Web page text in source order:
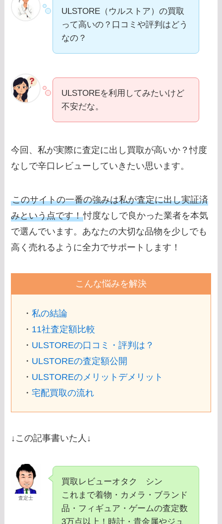
ULSTORE（ウルストア）の買取
って高いの？口コミや評判はどう
なの？
ULSTOREを利用してみたいけど
不安だな。
今回、私が実際に査定に出し買取が高いか？忖度
なしで辛口レビューしていきたい思います。
このサイトの一番の強みは私が査定に出し実証済
みという点です！忖度なしで良かった業者を本気
で選んでいます。あなたの大切な品物を少しでも
高く売れるように全力でサポートします！
こんな悩みを解決
・ 私の結論
・ 11社査定額比較
・ ULSTOREの口コミ・評判は？
・ ULSTOREの査定額公開
・ ULSTOREのメリットデメリット
・ 宅配買取の流れ
↓この記事書いた人↓
査定士
買取レビューオタク シン
これまで着物・カメラ・ブランド
品・フィギュア・ゲームの査定数
3万点以上！時計・貴金属やジュ